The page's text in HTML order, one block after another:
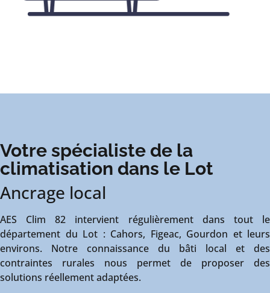
Votre spécialiste de la
climatisation dans le Lot
Ancrage local
AES Clim 82 intervient régulièrement dans tout le
département du Lot : Cahors, Figeac, Gourdon et leurs
environs. Notre connaissance du bâti local et des
contraintes rurales nous permet de proposer des
solutions réellement adaptées.